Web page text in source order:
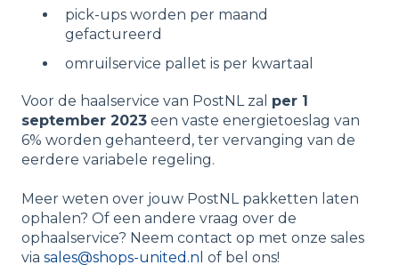
pick-ups worden per maand
gefactureerd
omruilservice pallet is per kwartaal
Voor de haalservice van PostNL zal per 1
september 2023 een vaste energietoeslag van
6% worden gehanteerd, ter vervanging van de
eerdere variabele regeling.
Meer weten over jouw PostNL pakketten laten
ophalen? Of een andere vraag over de
ophaalservice? Neem contact op met onze sales
via sales@shops-united.nl of bel ons!